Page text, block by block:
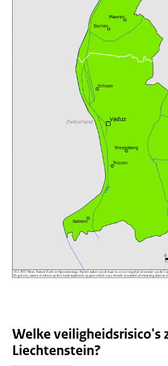
Welke veiligheidsrisico's
Liechtenstein?